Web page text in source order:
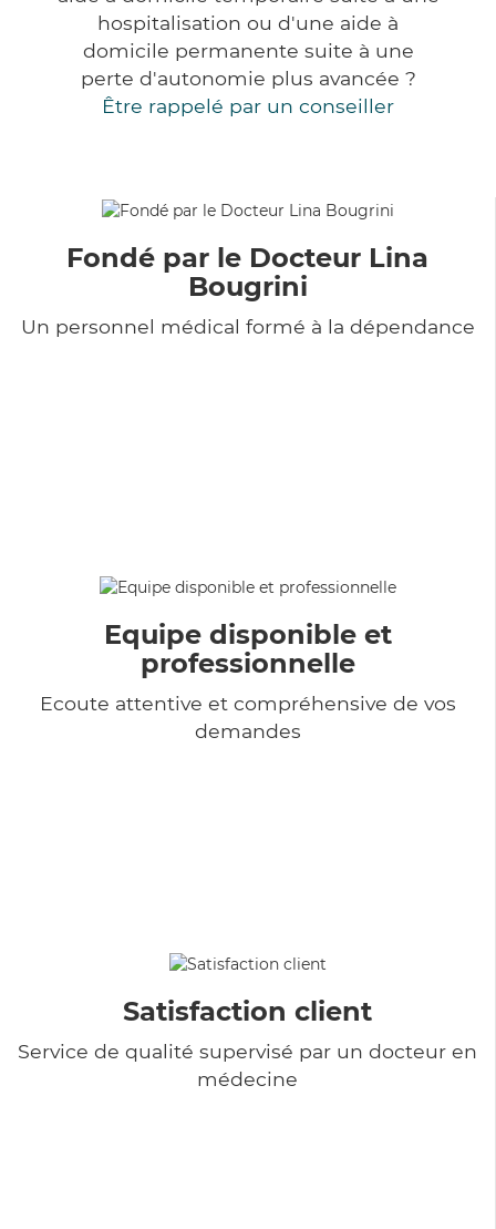
hospitalisation ou d'une aide à
domicile permanente suite à une
perte d'autonomie plus avancée ?
Être rappelé par un conseiller
Fondé par le Docteur Lina
Bougrini
Un personnel médical formé à la dépendance
Equipe disponible et
professionnelle
Ecoute attentive et compréhensive de vos
demandes
Satisfaction client
Service de qualité supervisé par un docteur en
médecine